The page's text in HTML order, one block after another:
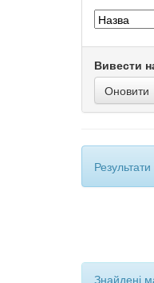
Вивести
Знайдені